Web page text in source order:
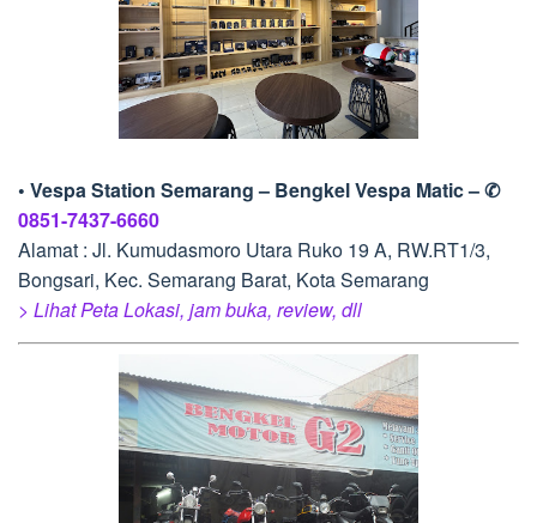
• Vespa Station Semarang – Bengkel Vespa Matic – ✆
0851-7437-6660
Alamat : Jl. Kumudasmoro Utara Ruko 19 A, RW.RT1/3,
Bongsari, Kec. Semarang Barat, Kota Semarang
> Lihat Peta Lokasi, jam buka, review, dll